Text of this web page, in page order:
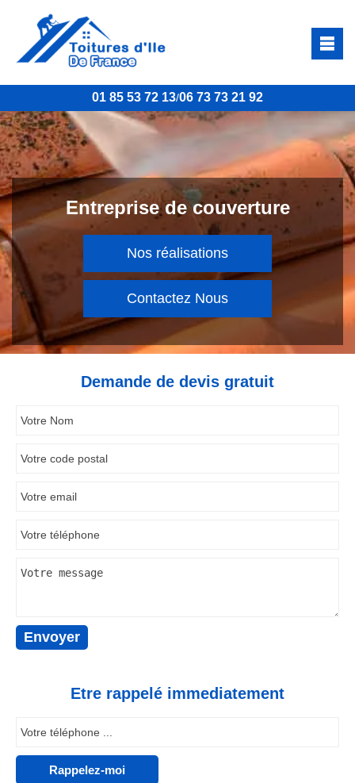
01 85 53 72 13/06 73 73 21 92
Entreprise de couverture
Nos réalisations
Contactez Nous
Demande de devis gratuit
Etre rappelé immediatement